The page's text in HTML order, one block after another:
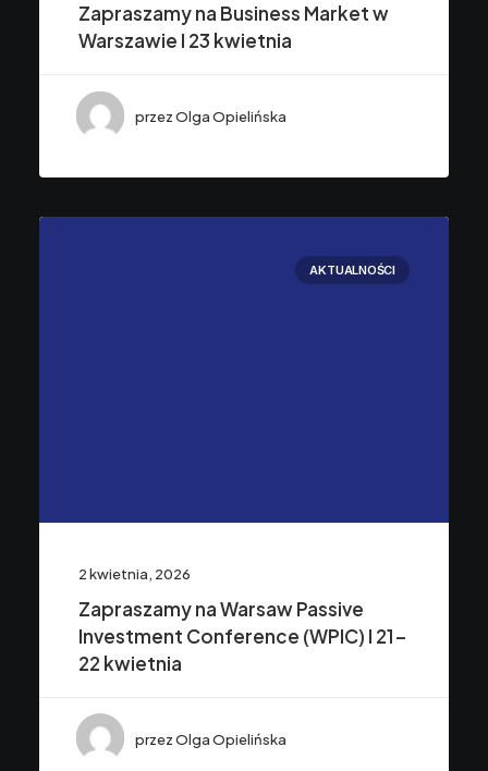
Zapraszamy na Business Market w
Warszawie I 23 kwietnia
przez Olga Opielińska
AKTUALNOŚCI
2 kwietnia, 2026
Zapraszamy na Warsaw Passive
Investment Conference (WPIC) I 21-
22 kwietnia
przez Olga Opielińska